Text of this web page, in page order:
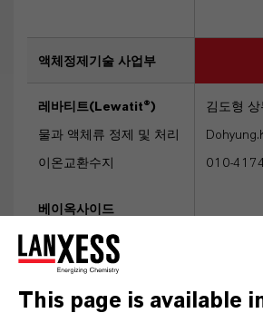
액체정제기술 사업부
레바티트(Lewatit®)
물과 액체류 정제 및 처리
이온교환수지
베이옥사이드
(Bayoxide®)중금속 제
거용 산화철
김도형 상
010-
This page is available